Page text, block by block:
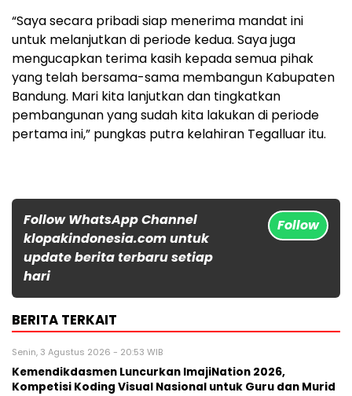
“Saya secara pribadi siap menerima mandat ini
untuk melanjutkan di periode kedua. Saya juga
mengucapkan terima kasih kepada semua pihak
yang telah bersama-sama membangun Kabupaten
Bandung. Mari kita lanjutkan dan tingkatkan
pembangunan yang sudah kita lakukan di periode
pertama ini,” pungkas putra kelahiran Tegalluar itu.
Follow WhatsApp Channel
klopakindonesia.com untuk
update berita terbaru setiap
hari
Follow
BERITA TERKAIT
Senin, 3 Agustus 2026 - 20:53 WIB
Kemendikdasmen Luncurkan ImajiNation 2026,
Kompetisi Koding Visual Nasional untuk Guru dan Murid